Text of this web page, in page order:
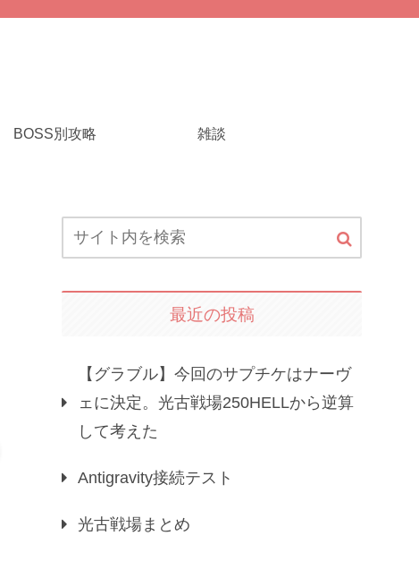
BOSS別攻略 雑談
最近の投稿
【グラブル】今回のサプチケはナーヴ
ェに決定。光古戦場250HELLから逆算
して考えた
Antigravity接続テスト
光古戦場まとめ